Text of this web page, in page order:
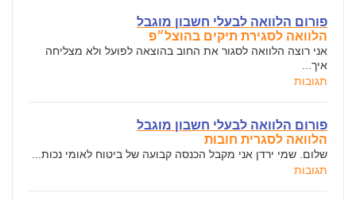
פורום הלוואה לבעלי חשבון מוגבל
הלוואה לסגירת תיקים בהוצל״פ
אני רוצה הלוואה לסגור את החוב בהוצאה לפועל ולא מצליחה
איך...
תגובות
פורום הלוואה לבעלי חשבון מוגבל
הלוואה לסגרית חובות
שלום. שמי ירדן אני מקבל הכנסה קבועה של ביטוח לאומי נכות...
תגובות